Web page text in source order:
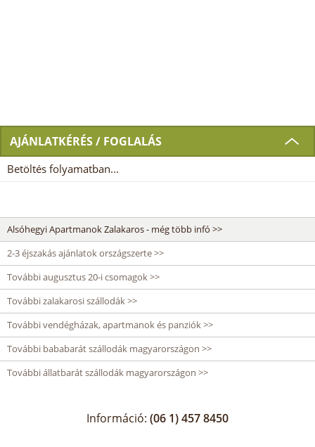
AJÁNLATKÉRÉS / FOGLALÁS
Betöltés folyamatban...
Alsóhegyi Apartmanok Zalakaros - még több infó >>
2-3 éjszakás ajánlatok országszerte >>
További augusztus 20-i csomagok >>
További zalakarosi szállodák >>
További vendégházak, apartmanok és panziók >>
További bababarát szállodák magyarországon >>
További állatbarát szállodák magyarországon >>
Információ: (06 1) 457 8450